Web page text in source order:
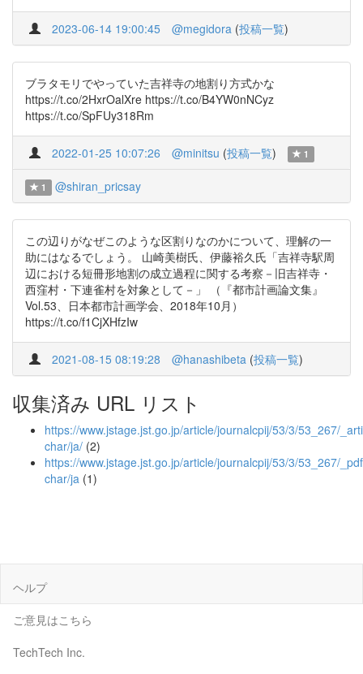
2023-06-14 19:00:45 @megidora (投稿一覧)
ブラタモリでやっていた吉祥寺の地割り方式かな
https://t.co/2HxrOalXre https://t.co/B4YW0nNCyz
https://t.co/SpFUy318Rm
2022-01-25 10:07:26 @minitsu (投稿一覧) 1
1 @shiran_pricsay
この辺りがなぜこのような区割りなのかについて、理解の一
助にはなるでしょう。 山崎美樹氏、伊藤裕久氏「吉祥寺駅周
辺における短冊形地割の成立過程に関する考察－旧吉祥寺・
西窪村・下連雀村を対象として－」 （『都市計画論文集』
Vol.53、日本都市計画学会、2018年10月）
https://t.co/f1CjXHfzIw
2021-08-15 08:19:28 @hanashibeta (投稿一覧)
収集済み URL リスト
https://www.jstage.jst.go.jp/article/journalcpij/53/3/53_267/
char/ja/ (2)
https://www.jstage.jst.go.jp/article/journalcpij/53/3/53_267/
char/ja (1)
ヘルプ
ご意見はこちら
TechTech Inc.